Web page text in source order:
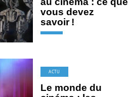
vous devez
savoir !
ACTU
Le monde du